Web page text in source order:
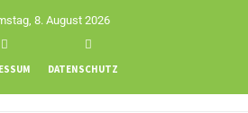
8. August 2026
DATENSCHUTZ